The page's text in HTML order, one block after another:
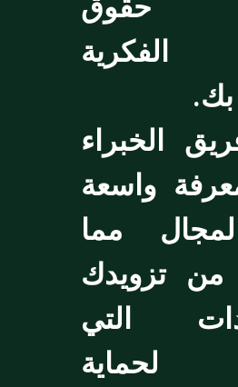
حقوق
الفكرية
بك.
الخبراء
واسعة
مما
من تزويدك
التي
لحماية